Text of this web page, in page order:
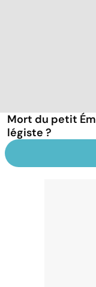
Mort du petit
légiste ?